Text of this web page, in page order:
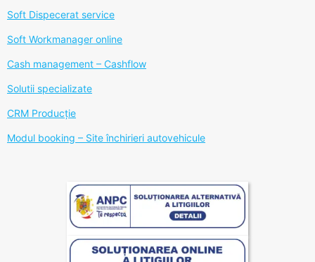
Soft Dispecerat service
Soft Workmanager online
Cash management – Cashflow
Solutii specializate
CRM Producție
Modul booking – Site închirieri autovehicule